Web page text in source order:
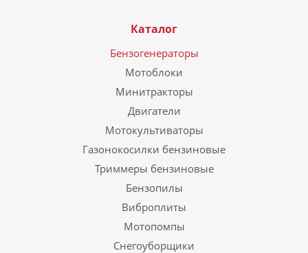
Каталог
Бензогенераторы
Мотоблоки
Минитракторы
Двигатели
Мотокультиваторы
Газонокосилки бензиновые
Триммеры бензиновые
Бензопилы
Виброплиты
Мотопомпы
Снегоуборщики